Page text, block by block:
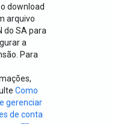
o download
arquivo
do SA para
a
Para
Como
gerenciar
de conta